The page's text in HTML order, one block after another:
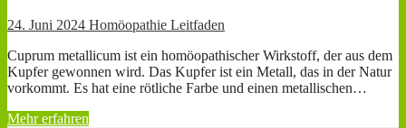
24. Juni 2024 Homöopathie Leitfaden
Cuprum metallicum ist ein homöopathischer Wirkstoff, der aus dem
Kupfer gewonnen wird. Das Kupfer ist ein Metall, das in der Natur
vorkommt. Es hat eine rötliche Farbe und einen metallischen…
Mehr erfahren